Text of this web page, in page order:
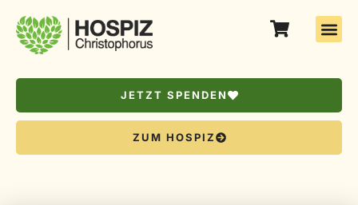
JETZT SPENDEN
ZUM HOSPIZ